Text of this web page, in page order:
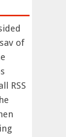
of
RSS